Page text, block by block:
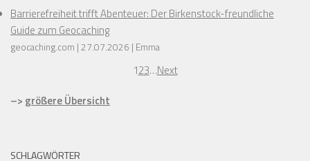
Barrierefreiheit trifft Abenteuer: Der Birkenstock-freundliche
Guide zum Geocaching
geocaching.com 27.07.2026 Emma
123…Next
–> größere Übersicht
SCHLAGWÖRTER